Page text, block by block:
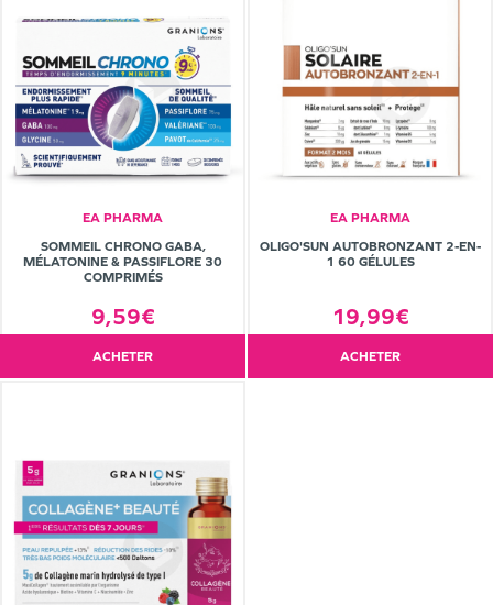
EA PHARMA
SOMMEIL CHRONO GABA,
MÉLATONINE & PASSIFLORE 30
COMPRIMÉS
9,59€
ACHETER
EA PHARMA
OLIGO'SUN AUTOBRONZANT 2-EN-
1 60 GÉLULES
19,99€
ACHETER